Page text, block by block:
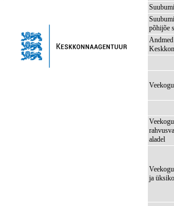
põhijõe
Andmed
aladel
ja